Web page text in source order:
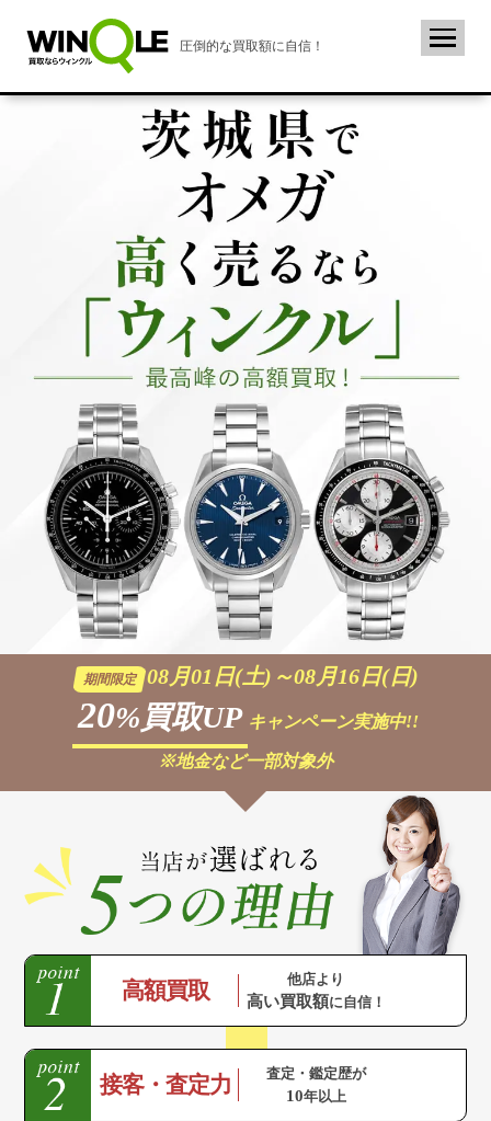
圧倒的な買取額に自信！
期間限定 08月01日(土)～08月16日(日)
20%買取UP キャンペーン実施中!!
※地金など一部対象外
高額買取 他店より
高い買取額に自信！
接客・査定力 査定・鑑定歴が
10年以上